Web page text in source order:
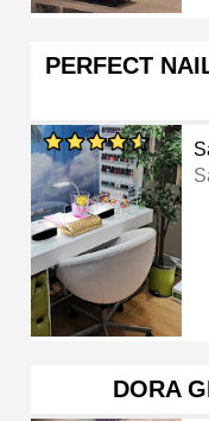
PERFECT
DORA